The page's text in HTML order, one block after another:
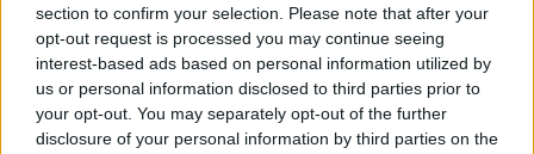
section to confirm your selection. Please note that after your
opt-out request is processed you may continue seeing
interest-based ads based on personal information utilized by
us or personal information disclosed to third parties prior to
your opt-out. You may separately opt-out of the further
disclosure of your personal information by third parties on the
Il precedente
La cosiddetta “ LuaLua Law “, nasce nel 2004. Proprio un
giocatore del Portsmouth, ovveroLomana LuaLua, segnò
la rete del pareggio contro il Newcastle. Tutto normale,
solo che il cartellino di LuaLua era ancora dei Macpies,